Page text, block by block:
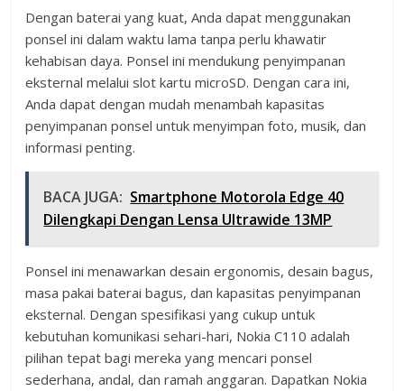
Dengan baterai yang kuat, Anda dapat menggunakan
ponsel ini dalam waktu lama tanpa perlu khawatir
kehabisan daya. Ponsel ini mendukung penyimpanan
eksternal melalui slot kartu microSD. Dengan cara ini,
Anda dapat dengan mudah menambah kapasitas
penyimpanan ponsel untuk menyimpan foto, musik, dan
informasi penting.
BACA JUGA: Smartphone Motorola Edge 40
Dilengkapi Dengan Lensa Ultrawide 13MP
Ponsel ini menawarkan desain ergonomis, desain bagus,
masa pakai baterai bagus, dan kapasitas penyimpanan
eksternal. Dengan spesifikasi yang cukup untuk
kebutuhan komunikasi sehari-hari, Nokia C110 adalah
pilihan tepat bagi mereka yang mencari ponsel
sederhana, andal, dan ramah anggaran. Dapatkan Nokia